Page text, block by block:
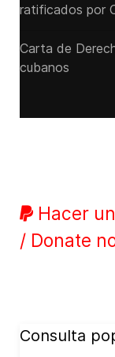
ratificados por
Carta de
cubanos
Hacer
/ Donate
Consulta